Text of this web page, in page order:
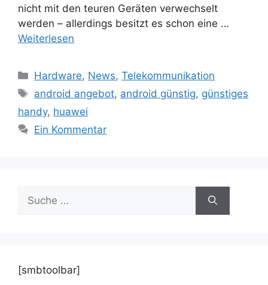
nicht mit den teuren Geräten verwechselt
werden – allerdings besitzt es schon eine …
Weiterlesen
Kategorien
Hardware, News,Telekommunikation
Schlagwörter
android angebot, android günstig, günstiges
handy, huawei
Ein Kommentar
nach:
[smbtoolbar]